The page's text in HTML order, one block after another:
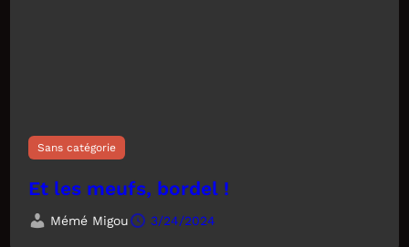
Sans catégorie
Et les meufs, bordel !
Mémé Migou 3/24/2024